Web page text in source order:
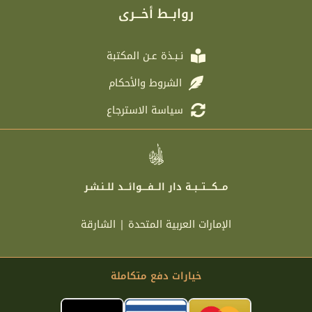
o
k
r
روابــط أخـــرى
نـبـذة عـن المكتبة
الشروط والأحكام
سياسة الاسترجاع
مـــكــــتـــبــة دار الـــفــــوائـــد للــنـشـر
الإمارات العربية المتحدة | الشارقة
خيارات دفع متكاملة